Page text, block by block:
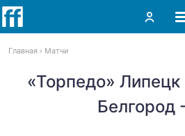
Главная Матчи
«Торпедо»
Белгород